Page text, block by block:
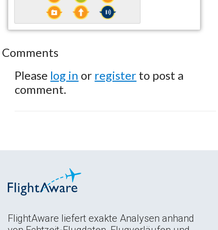
Comments
Please log in or register to post a
comment.
FlightAware liefert exakte Analysen anhand